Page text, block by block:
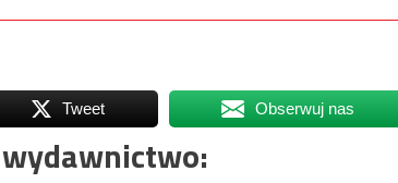
Tweet Obserwuj nas